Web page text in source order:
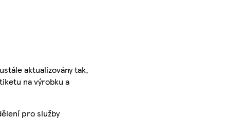
aktualizovány tak,
na výrobku a
pro služby